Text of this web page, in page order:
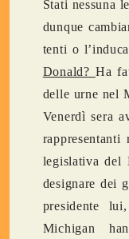
Stati nessuna
dunque
tenti o
Donald? Ha
delle urne nel
Venerdì sera
rappresentanti
legislativa del
designare dei
presidente
Michigan